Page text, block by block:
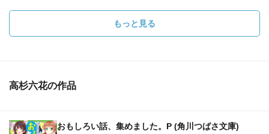
もっと見る
高杉六花の作品
おもしろい話、集めました。P (角川つばさ文庫)